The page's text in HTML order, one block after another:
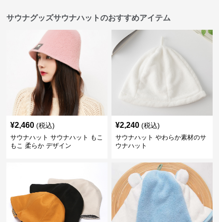
サウナグッズサウナハットのおすすめアイテム
¥2,460 (税込)
サウナハット サウナハット もこ
もこ 柔らか デザイン
¥2,240 (税込)
サウナハット やわらか素材のサ
ウナハット